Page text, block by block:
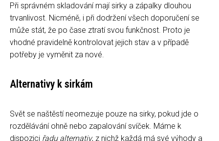
Při správném skladování mají sirky a zápalky dlouhou
trvanlivost. Nicméně, i při dodržení všech doporučení se
může stát, že po čase ztratí svou funkčnost. Proto je
vhodné pravidelně kontrolovat jejich stav a v případě
potřeby je vyměnit za nové.
Alternativy k sirkám
Svět se naštěstí neomezuje pouze na sirky, pokud jde o
rozdělávání ohně nebo zapalování svíček. Máme k
dispozici řadu alternativ, z nichž každá má své výhody a